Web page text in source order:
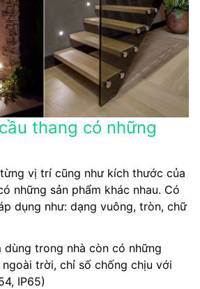
thang có những
vị trí cũng như kích thước của
những sản phẩm khác nhau. Có
dụng như: dạng vuông, tròn, chữ
dùng trong nhà còn có những
trời, chỉ số chống chịu với
IP65)